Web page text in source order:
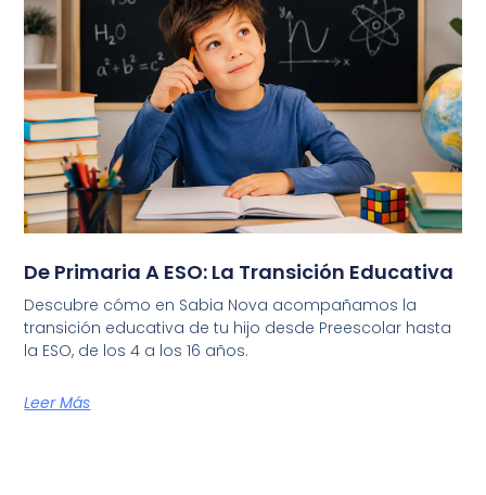
De Primaria A ESO: La Transición Educativa
Descubre cómo en Sabia Nova acompañamos la
transición educativa de tu hijo desde Preescolar hasta
la ESO, de los 4 a los 16 años.
Leer Más